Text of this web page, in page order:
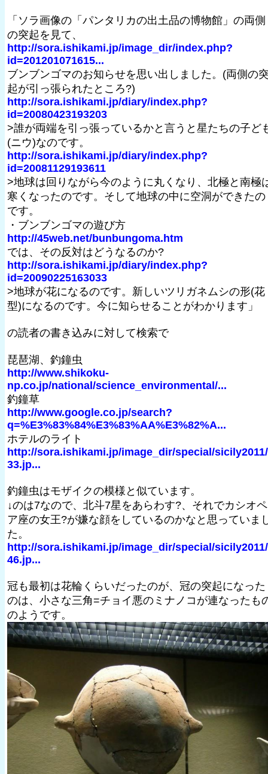
「ソラ画像の「パンタリカの出土品の博物館」の両側
の突起を見て、
http://sora.ishikami.jp/image_dir/index.php?
id=201201071615...
ブンブンゴマのお知らせを思い出しました。(両側の
起が引っ張られたところ?)
http://sora.ishikami.jp/diary/index.php?
id=20080423193203
>誰が両端を引っ張っているかと言うと星たちの子ど
(ニウ)なのです。
http://sora.ishikami.jp/diary/index.php?
id=20081129193611
>地球は回りながら今のように丸くなり、北極と南極
寒くなったのです。そして地球の中に空洞ができたの
です。
・ブンブンゴマの遊び方
http://45web.net/bunbungoma.htm
では、その反対はどうなるのか?
http://sora.ishikami.jp/diary/index.php?
id=20090225163033
>地球が花になるのです。新しいツリガネムシの形(花
型)になるのです。今に知らせることがわかります」
の読者の書き込みに対して検索で
琵琶湖、釣鐘虫
http://www.shikoku-
np.co.jp/national/science_environmental/...
釣鐘草
http://www.google.co.jp/search?
q=%E3%83%84%E3%83%AA%E3%82%A...
ホテルのライト
http://sora.ishikami.jp/image_dir/special/
33.jp...
釣鐘虫はモザイクの模様と似ています。
↓のは7なので、北斗7星をあらわす?、それでカシオペ
ア座の女王?が嫌な顔をしているのかなと思っていま
た。
http://sora.ishikami.jp/image_dir/special/
46.jp...
冠も最初は花輪くらいだったのが、冠の突起になった
のは、小さな三角=チョイ悪のミナノコが連なったも
のようです。